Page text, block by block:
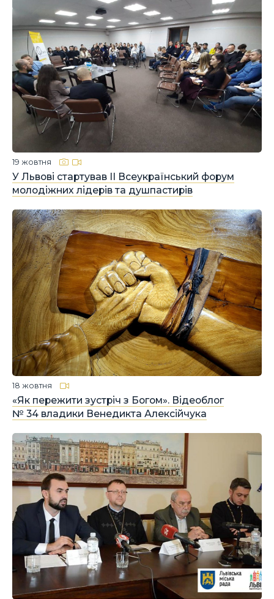
У Львові стартував ІІ Всеукраїнський форум
молодіжних лідерів та душпастирів
19 жовтня
«Як пережити зустріч з Богом». Відеоблог
№ 34 владики Венедикта Алексійчука
18 жовтня